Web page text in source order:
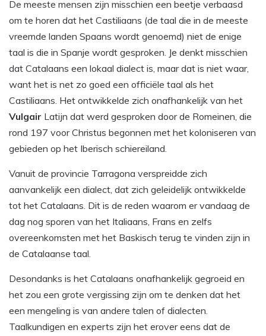
De meeste mensen zijn misschien een beetje verbaasd
om te horen dat het Castiliaans (de taal die in de meeste
vreemde landen Spaans wordt genoemd) niet de enige
taal is die in Spanje wordt gesproken. Je denkt misschien
dat Catalaans een lokaal dialect is, maar dat is niet waar,
want het is net zo goed een officiële taal als het
Castiliaans. Het ontwikkelde zich onafhankelijk van het
Vulgair Latijn dat werd gesproken door de Romeinen, die
rond 197 voor Christus begonnen met het koloniseren van
gebieden op het Iberisch schiereiland.
Vanuit de provincie Tarragona verspreidde zich
aanvankelijk een dialect, dat zich geleidelijk ontwikkelde
tot het Catalaans. Dit is de reden waarom er vandaag de
dag nog sporen van het Italiaans, Frans en zelfs
overeenkomsten met het Baskisch terug te vinden zijn in
de Catalaanse taal.
Desondanks is het Catalaans onafhankelijk gegroeid en
het zou een grote vergissing zijn om te denken dat het
een mengeling is van andere talen of dialecten.
Taalkundigen en experts zijn het erover eens dat de